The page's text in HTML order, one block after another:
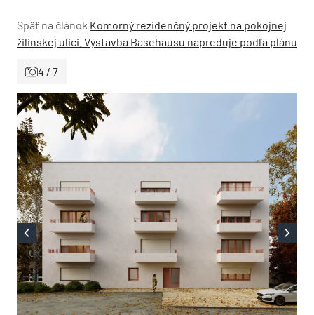
Späť na článok Komorný rezidenčný projekt na pokojnej
žilinskej ulici. Výstavba Basehausu napreduje podľa plánu
4 / 7